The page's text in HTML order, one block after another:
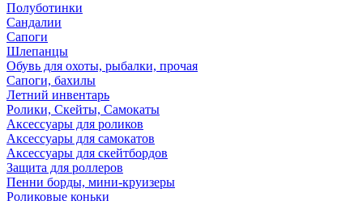
Полуботинки
Сандалии
Сапоги
Шлепанцы
Обувь для охоты, рыбалки, прочая
Сапоги, бахилы
Летний инвентарь
Ролики, Скейты, Самокаты
Аксессуары для роликов
Аксессуары для самокатов
Аксессуары для скейтбордов
Защита для роллеров
Пенни борды, мини-круизеры
Роликовые коньки